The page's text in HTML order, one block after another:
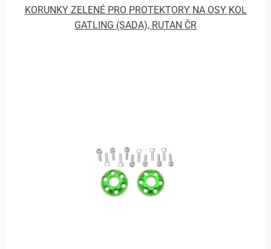
KORUNKY ZELENÉ PRO PROTEKTORY NA OSY KOL
GATLING (SADA), RUTAN ČR